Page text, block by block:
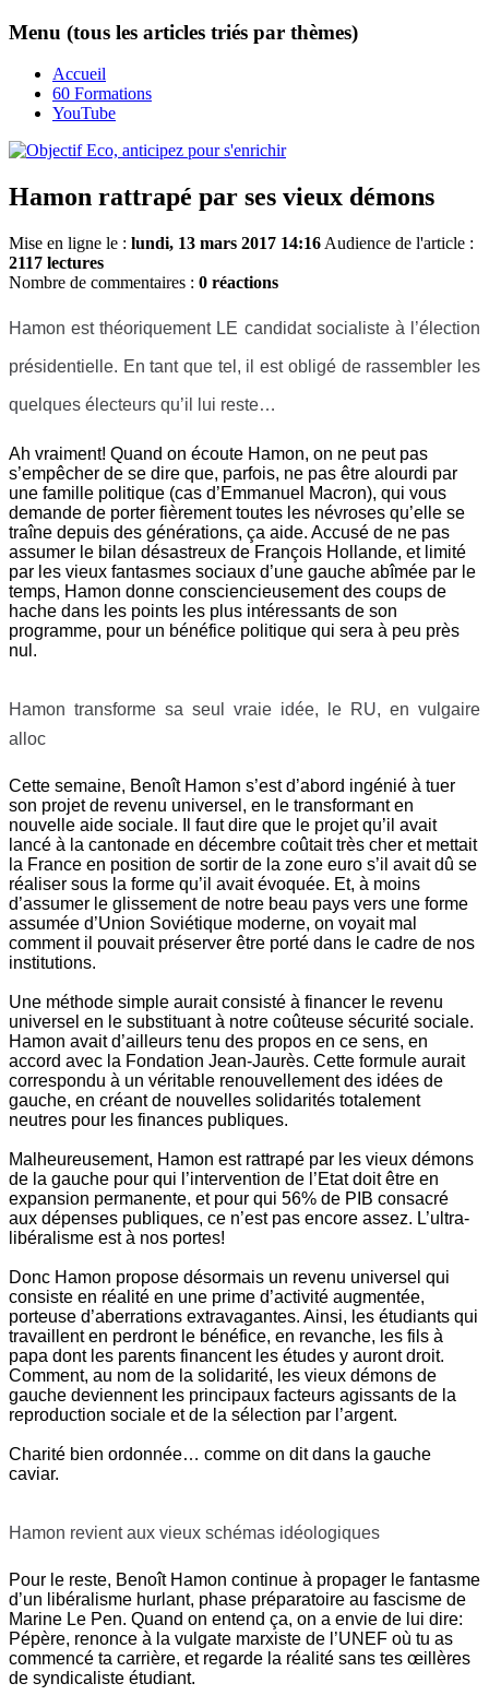
Menu (tous les articles triés par thèmes)
Accueil
60 Formations
YouTube
Hamon rattrapé par ses vieux démons
Mise en ligne le : lundi, 13 mars 2017 14:16 Audience de l'article :
2117 lectures
Nombre de commentaires : 0 réactions
Hamon est théoriquement LE candidat socialiste à l’élection
présidentielle. En tant que tel, il est obligé de rassembler les
quelques électeurs qu’il lui reste…
Ah vraiment! Quand on écoute Hamon, on ne peut pas
s’empêcher de se dire que, parfois, ne pas être alourdi par
une famille politique (cas d’Emmanuel Macron), qui vous
demande de porter fièrement toutes les névroses qu’elle se
traîne depuis des générations, ça aide. Accusé de ne pas
assumer le bilan désastreux de François Hollande, et limité
par les vieux fantasmes sociaux d’une gauche abîmée par le
temps, Hamon donne consciencieusement des coups de
hache dans les points les plus intéressants de son
programme, pour un bénéfice politique qui sera à peu près
nul.
Hamon transforme sa seul vraie idée, le RU, en vulgaire
alloc
Cette semaine, Benoît Hamon s’est d’abord ingénié à tuer
son projet de revenu universel, en le transformant en
nouvelle aide sociale. Il faut dire que le projet qu’il avait
lancé à la cantonade en décembre coûtait très cher et mettait
la France en position de sortir de la zone euro s’il avait dû se
réaliser sous la forme qu’il avait évoquée. Et, à moins
d’assumer le glissement de notre beau pays vers une forme
assumée d’Union Soviétique moderne, on voyait mal
comment il pouvait préserver être porté dans le cadre de nos
institutions.
Une méthode simple aurait consisté à financer le revenu
universel en le substituant à notre coûteuse sécurité sociale.
Hamon avait d’ailleurs tenu des propos en ce sens, en
accord avec la Fondation Jean-Jaurès. Cette formule aurait
correspondu à un véritable renouvellement des idées de
gauche, en créant de nouvelles solidarités totalement
neutres pour les finances publiques.
Malheureusement, Hamon est rattrapé par les vieux démons
de la gauche pour qui l’intervention de l’Etat doit être en
expansion permanente, et pour qui 56% de PIB consacré
aux dépenses publiques, ce n’est pas encore assez. L’ultra-
libéralisme est à nos portes!
Donc Hamon propose désormais un revenu universel qui
consiste en réalité en une prime d’activité augmentée,
porteuse d’aberrations extravagantes. Ainsi, les étudiants qui
travaillent en perdront le bénéfice, en revanche, les fils à
papa dont les parents financent les études y auront droit.
Comment, au nom de la solidarité, les vieux démons de
gauche deviennent les principaux facteurs agissants de la
reproduction sociale et de la sélection par l’argent.
Charité bien ordonnée… comme on dit dans la gauche
caviar.
Hamon revient aux vieux schémas idéologiques
Pour le reste, Benoît Hamon continue à propager le fantasme
d’un libéralisme hurlant, phase préparatoire au fascisme de
Marine Le Pen. Quand on entend ça, on a envie de lui dire:
Pépère, renonce à la vulgate marxiste de l’UNEF où tu as
commencé ta carrière, et regarde la réalité sans tes œillères
de syndicaliste étudiant.